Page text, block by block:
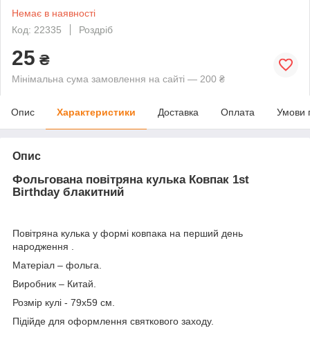
Немає в наявності
Код: 22335
Роздріб
25 ₴
Мінімальна сума замовлення на сайті — 200 ₴
Опис Характеристики Доставка Оплата Умови
Опис
Фольгована повітряна кулька Ковпак 1st
Birthday блакитний
Повітряна кулька у формі ковпака на перший день
народження .
Матеріал – фольга.
Виробник – Китай.
Розмір кулі - 79х59 см.
Підійде для оформлення святкового заходу.